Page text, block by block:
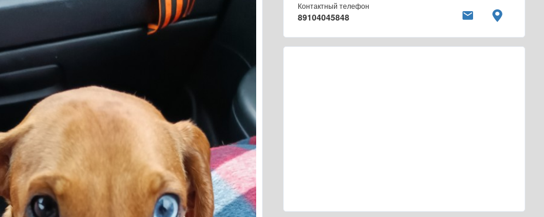
Контактный телефон
89104045848